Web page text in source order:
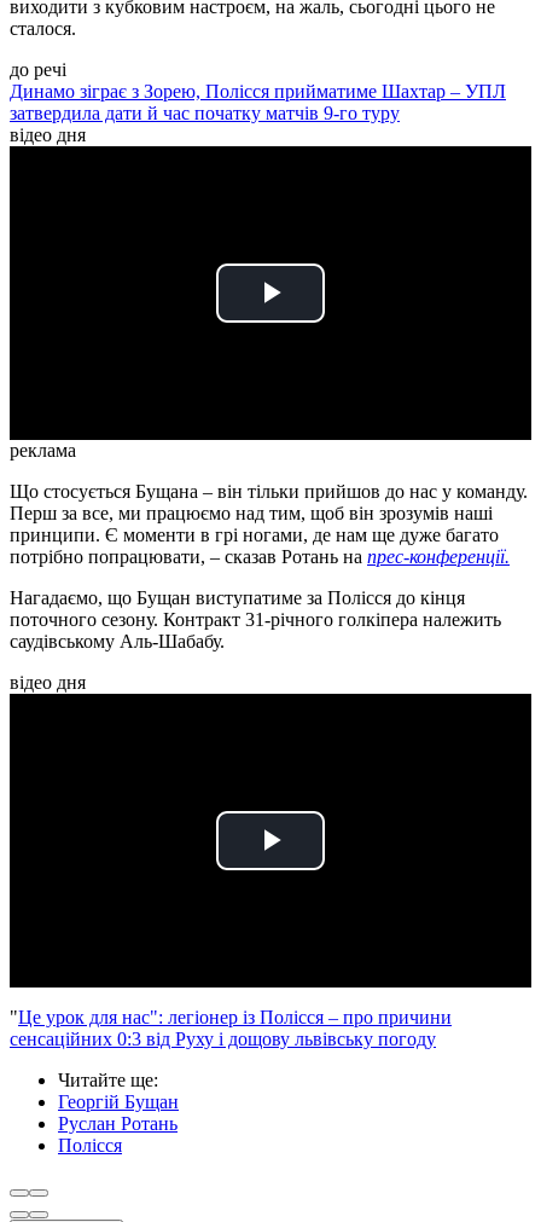
виходити з кубковим настроєм, на жаль, сьогодні цього не
сталося.
до речі
Динамо зіграє з Зорею, Полісся прийматиме Шахтар – УПЛ
затвердила дати й час початку матчів 9-го туру
відео дня
Play
реклама
Що стосується Бущана – він тільки прийшов до нас у команду.
Перш за все, ми працюємо над тим, щоб він зрозумів наші
принципи. Є моменти в грі ногами, де нам ще дуже багато
потрібно попрацювати, – сказав Ротань на прес-конференції.
Нагадаємо, що Бущан виступатиме за Полісся до кінця
поточного сезону. Контракт 31-річного голкіпера належить
саудівському Аль-Шабабу.
відео дня
Play
"Це урок для нас": легіонер із Полісся – про причини
сенсаційних 0:3 від Руху і дощову львівську погоду
Читайте ще:
Георгій Бущан
Руслан Ротань
Полісся